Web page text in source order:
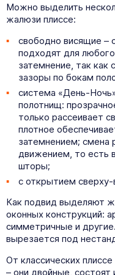
Можно выделить
жалюзи плиссе:
свободно висящие –
подходят для
затемнение, так как
зазоры по бокам
система «День-
полотнищ:
только рассеивает
плотное
затемнением; смена
движением, то есть
шторы;
с открытием сверху-
Как подвид выделяют
оконных конструкций:
симметричные и
вырезается под
От классических
– они двойные, состоят